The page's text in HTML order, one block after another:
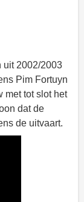
uit 2002/2003
Pim Fortuyn
met tot slot het
dat de
de uitvaart.